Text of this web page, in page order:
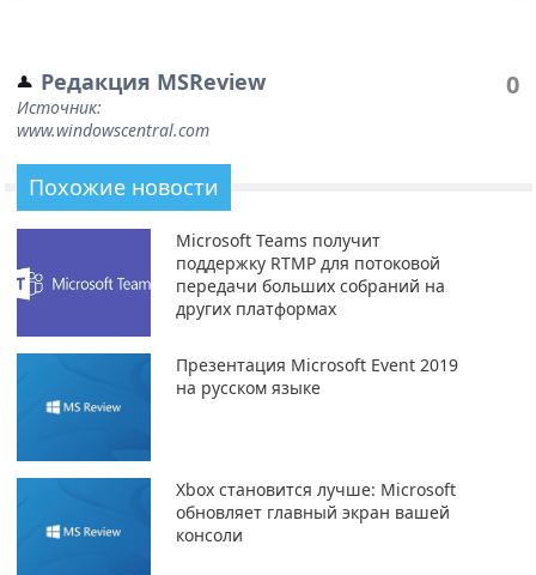
Редакция MSReview
Источник:
www.windowscentral.com
0
Похожие новости
Microsoft Teams получит
поддержку RTMP для потоковой
передачи больших собраний на
других платформах
Презентация Microsoft Event 2019
на русском языке
Xbox становится лучше: Microsoft
обновляет главный экран вашей
консоли